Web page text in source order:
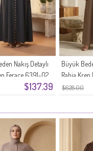
$137.39
Nakış Detaylı
Ferace 6391-02
$628.00
Büyük
Rabia Krep
Vizon